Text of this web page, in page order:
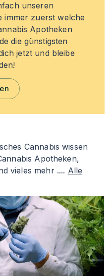
unseren
immer zuerst welche
Apotheken
die günstigsten
jetzt und bleibe
Cannabis wissen
Apotheken,
vieles mehr .... Alle